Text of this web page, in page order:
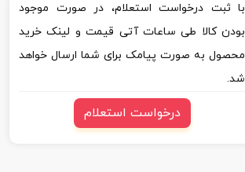
با ثبت درخواست استعلام، در صورت موجود
بودن کالا طی ساعات آتی قیمت و لینک خرید
محصول به صورت پیامک برای شما ارسال خواهد
شد.
درخواست استعلام